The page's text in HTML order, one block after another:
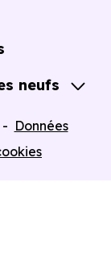
VEFA
neufs
Données